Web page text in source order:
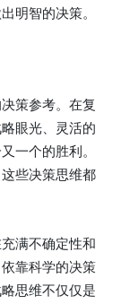
明智的决策。
策参考。在复
眼光、灵活的
一个的胜利。
些决策思维都
满不确定性和
靠科学的决策
思维不仅仅是